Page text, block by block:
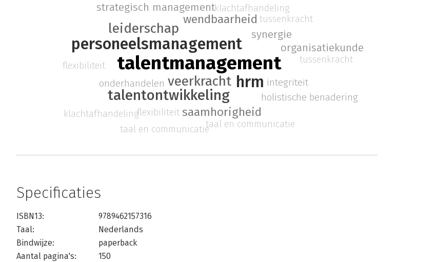
talentmanagement
personeelsmanagement
hrm
talentontwikkeling
leiderschap
veerkracht
wendbaarheid
saamhorigheid
strategisch management
synergie
organisatiekunde
onderhandelen
integriteit
holistische benadering
taal en communicatie
klachtafhandeling
flexibiliteit
tussenkracht
taal en communicatie
klachtafhandeling
flexibiliteit
tussenkracht
Specificaties
ISBN13:
9789462157316
Taal:
Nederlands
Bindwijze:
paperback
Aantal pagina's:
150